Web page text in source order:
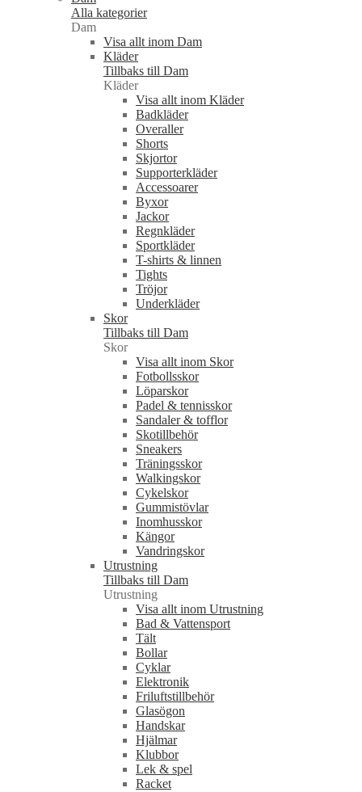
Alla kategorier
Dam
Visa allt inom Dam
Kläder
Tillbaks till Dam
Kläder
Visa allt inom Kläder
Badkläder
Overaller
Shorts
Skjortor
Supporterkläder
Accessoarer
Byxor
Jackor
Regnkläder
Sportkläder
T-shirts & linnen
Tights
Tröjor
Underkläder
Skor
Tillbaks till Dam
Skor
Visa allt inom Skor
Fotbollsskor
Löparskor
Padel & tennisskor
Sandaler & tofflor
Skotillbehör
Sneakers
Träningsskor
Walkingskor
Cykelskor
Gummistövlar
Inomhusskor
Kängor
Vandringskor
Utrustning
Tillbaks till Dam
Utrustning
Visa allt inom Utrustning
Bad & Vattensport
Tält
Bollar
Cyklar
Elektronik
Friluftstillbehör
Glasögon
Handskar
Hjälmar
Klubbor
Lek & spel
Racket